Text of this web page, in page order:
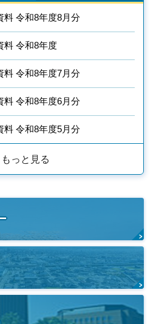
料 令和8年度8月分
料 令和8年度
料 令和8年度7月分
料 令和8年度6月分
料 令和8年度5月分
もっと見る